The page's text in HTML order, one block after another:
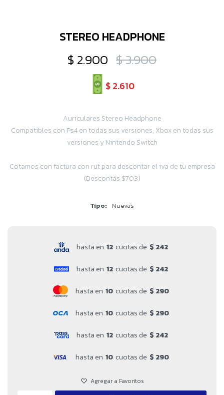
STEREO HEADPHONE
$ 2.900 $3.900
$2.610
Auriculares Stereo Headphone
Compatibles con Ps4 en todas sus versiones, Xbox en todas sus
versiones y Nintendo Switch
Cotamos con factura con rut para descontar el iva de tu empresa
(Descontás $703)
Tipo Nuevas
hasta en 12 cuotas de $ 242
hasta en 12 cuotas de $ 242
hasta en 10 cuotas de $ 290
hasta en 10 cuotas de $ 290
hasta en 12 cuotas de $ 242
hasta en 10 cuotas de $ 290